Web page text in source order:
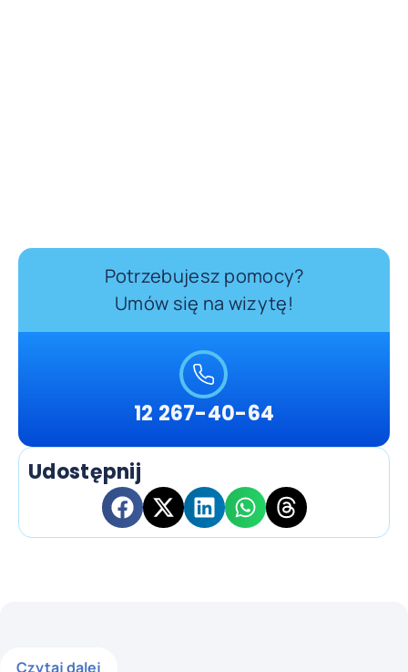
Potrzebujesz pomocy?
Umów się na wizytę!
12 267-40-64
Udostępnij
Czytaj dalej